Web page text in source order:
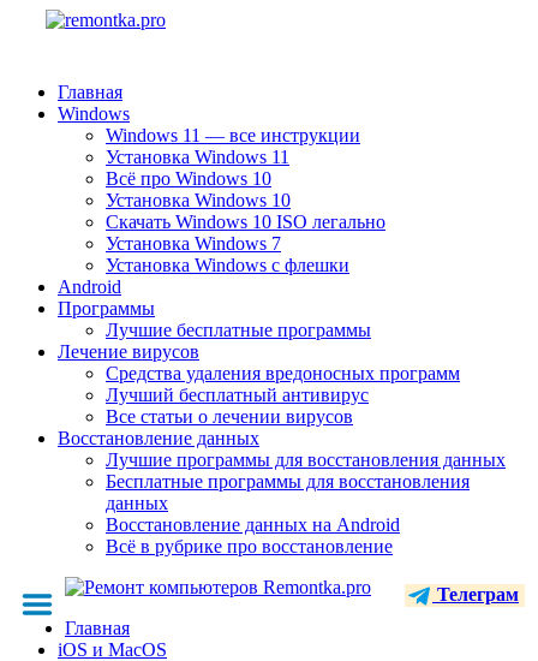
Главная
Windows
Windows 11 — все инструкции
Установка Windows 11
Всё про Windows 10
Установка Windows 10
Скачать Windows 10 ISO легально
Установка Windows 7
Установка Windows с флешки
Android
Программы
Лучшие бесплатные программы
Лечение вирусов
Средства удаления вредоносных программ
Лучший бесплатный антивирус
Все статьи о лечении вирусов
Восстановление данных
Лучшие программы для восстановления данных
Бесплатные программы для восстановления
данных
Восстановление данных на Android
Всё в рубрике про восстановление
Телеграм
Главная
iOS и MacOS